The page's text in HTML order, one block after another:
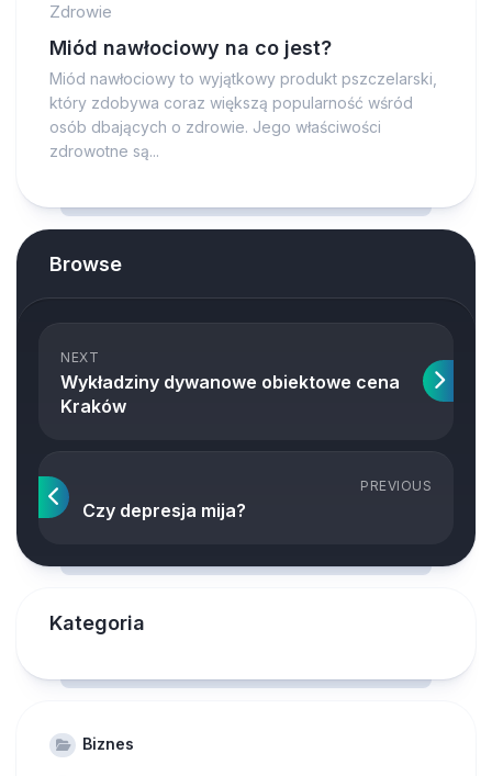
Zdrowie
Miód nawłociowy na co jest?
Miód nawłociowy to wyjątkowy produkt pszczelarski,
który zdobywa coraz większą popularność wśród
osób dbających o zdrowie. Jego właściwości
zdrowotne są...
Browse
NEXT
Wykładziny dywanowe obiektowe cena
Kraków
PREVIOUS
Czy depresja mija?
Kategoria
Biznes